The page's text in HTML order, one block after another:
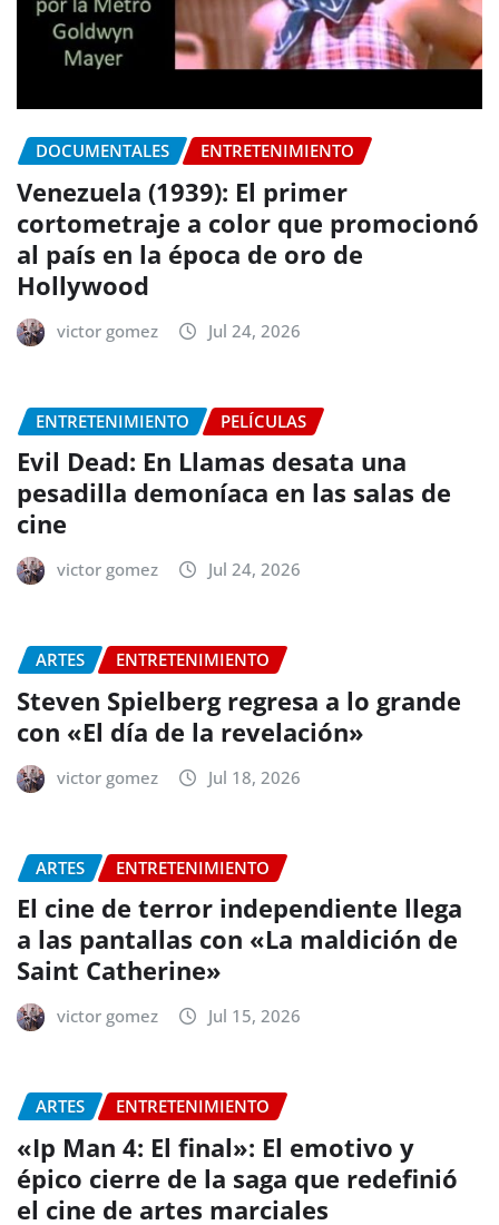
DOCUMENTALES ENTRETENIMIENTO
Venezuela (1939): El primer
cortometraje a color que promocionó
al país en la época de oro de
Hollywood
victor gomez Jul 24, 2026
ENTRETENIMIENTO PELÍCULAS
Evil Dead: En Llamas desata una
pesadilla demoníaca en las salas de
cine
victor gomez Jul 24, 2026
ARTES ENTRETENIMIENTO
Steven Spielberg regresa a lo grande
con «El día de la revelación»
victor gomez Jul 18, 2026
ARTES ENTRETENIMIENTO
El cine de terror independiente llega
a las pantallas con «La maldición de
Saint Catherine»
victor gomez Jul 15, 2026
ARTES ENTRETENIMIENTO
«Ip Man 4: El final»: El emotivo y
épico cierre de la saga que redefinió
el cine de artes marciales